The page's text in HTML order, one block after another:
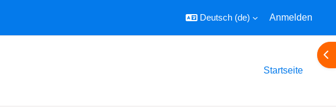
Deutsch ‎(de)‎ Anmelden
Startseite